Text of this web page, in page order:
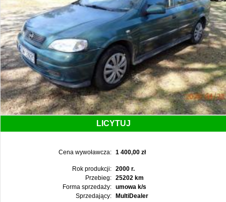
LICYTUJ
Cena wywoławcza: 1 400,00 zł
Rok produkcji:
2000 r.
Przebieg:
25202 km
Forma sprzedaży:
umowa k/s
Sprzedający:
MultiDealer